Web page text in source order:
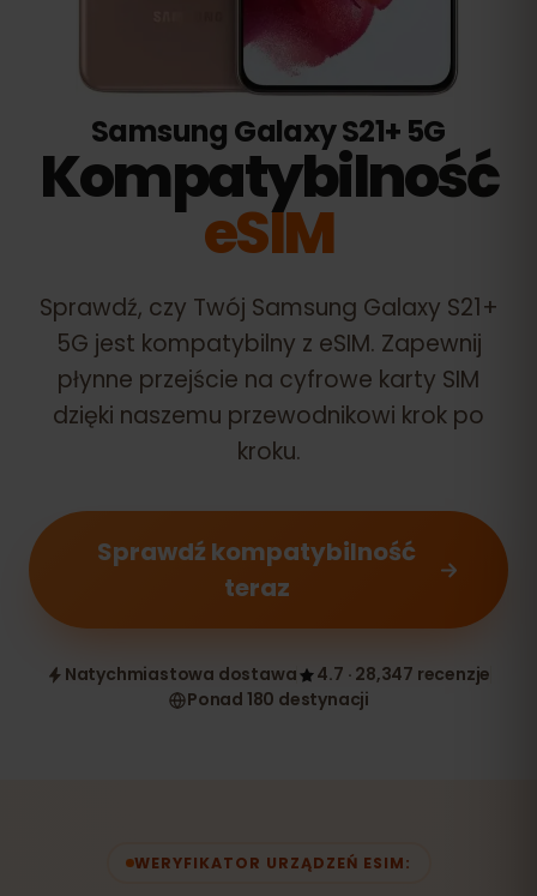
Samsung Galaxy S21+ 5G
Kompatybilność
eSIM
Sprawdź, czy Twój Samsung Galaxy S21+
5G jest kompatybilny z eSIM. Zapewnij
płynne przejście na cyfrowe karty SIM
dzięki naszemu przewodnikowi krok po
kroku.
Sprawdź kompatybilność
teraz
Natychmiastowa dostawa
4.7 · 28,347 recenzje
Ponad 180 destynacji
WERYFIKATOR URZĄDZEŃ ESIM: